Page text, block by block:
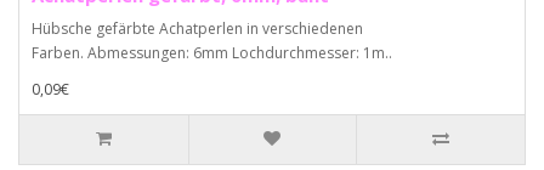
Hübsche gefärbte Achatperlen in verschiedenen
Farben. Abmessungen: 6mm Lochdurchmesser: 1m..
0,09€